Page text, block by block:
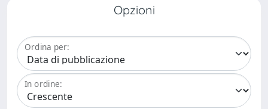
Opzioni
Ordina per:
In ordine: